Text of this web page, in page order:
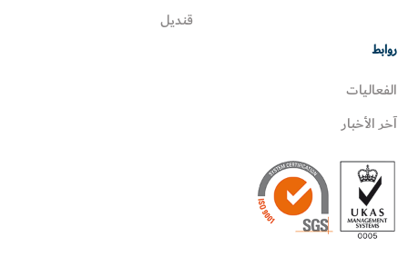
قنديل
روابط
الفعاليات
آخر الأخبار